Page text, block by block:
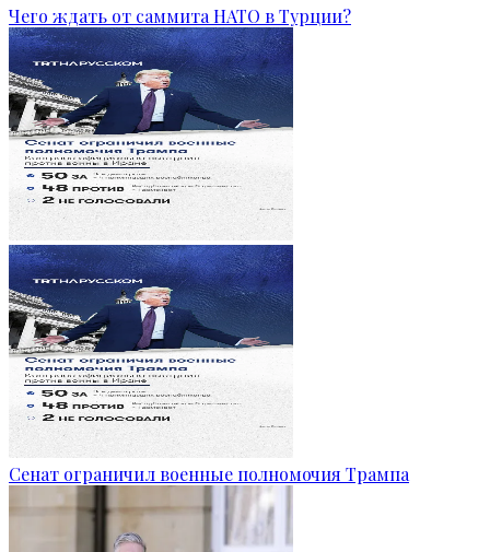
Чего ждать от саммита НАТО в Турции?
Сенат ограничил военные полномочия Трампа